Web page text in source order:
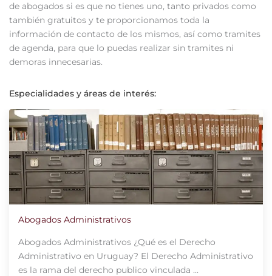
de abogados si es que no tienes uno, tanto privados como
también gratuitos y te proporcionamos toda la
información de contacto de los mismos, así como tramites
de agenda, para que lo puedas realizar sin tramites ni
demoras innecesarias.
Especialidades y áreas de interés:
Abogados Administrativos
Abogados Administrativos ¿Qué es el Derecho
Administrativo en Uruguay? El Derecho Administrativo
es la rama del derecho publico vinculada ...